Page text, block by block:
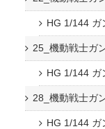
HG 1/144 ガ
25_機動戦士ガ
HG 1/144 ガ
28_機動戦士ガ
HG 1/144 ガ